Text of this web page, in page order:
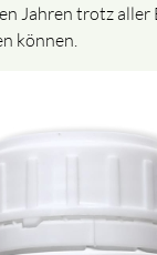
Jahren trotz aller
können.